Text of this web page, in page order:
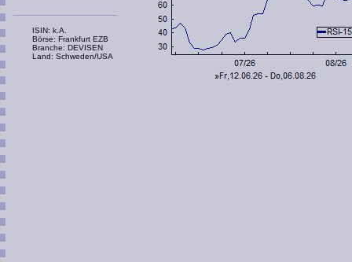
ISIN: k.A.
Börse: Frankfurt EZB
Branche: DEVISEN
Land: Schweden/USA